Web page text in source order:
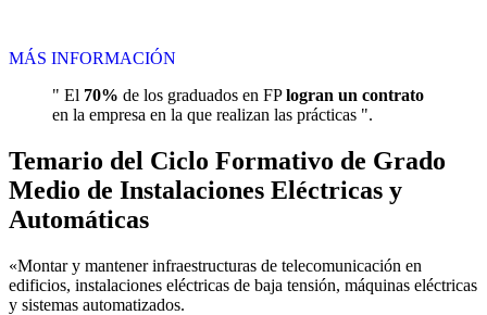
MÁS INFORMACIÓN
" El 70% de los graduados en FPlogran un contrato
en la empresa en la que realizan las prácticas ".
Temario del Ciclo Formativo de Grado
Medio de Instalaciones Eléctricas y
Automáticas
«Montar y mantener infraestructuras de telecomunicación en
edificios, instalaciones eléctricas de baja tensión, máquinas eléctricas
y sistemas automatizados.